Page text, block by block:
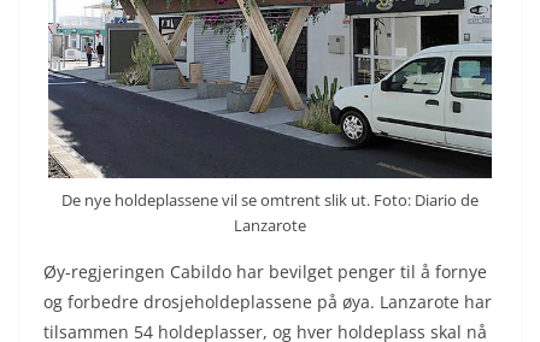
De nye holdeplassene vil se omtrent slik ut. Foto: Diario de
Lanzarote
Øy-regjeringen Cabildo har bevilget penger til å fornye
og forbedre drosjeholdeplassene på øya. Lanzarote har
tilsammen 54 holdeplasser, og hver holdeplass skal nå